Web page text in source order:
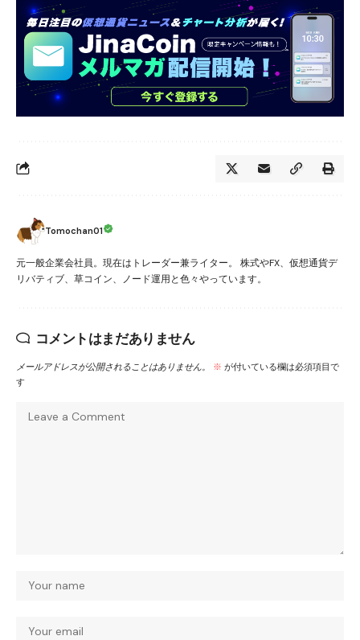
Tomochan01
元一般企業会社員。現在はトレーダー兼ライター。 株式やFX、仮想通貨デ
リバティブ、草コイン、ノード運用と色々やっています。
コメントはまだありません
メールアドレスが公開されることはありません。 ※ が付いている欄は必須項目で
す